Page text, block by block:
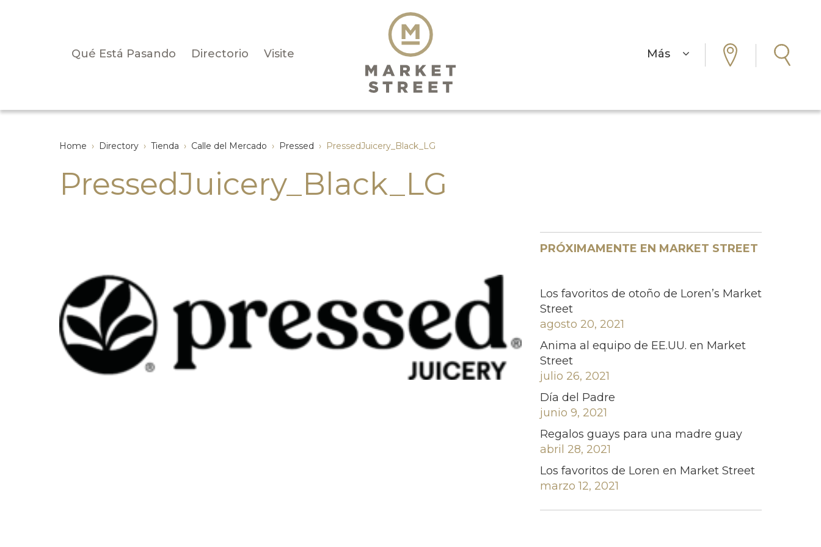
Más
Qué Está Pasando Directorio Visite
Home › Directory › Tienda › Calle del Mercado › Pressed › PressedJuicery_Black_LG
PressedJuicery_Black_LG
PRÓXIMAMENTE EN MARKET STREET
Los favoritos de otoño de Loren’s Market
Street
agosto 20, 2021
Anima al equipo de EE.UU. en Market
Street
julio 26, 2021
Día del Padre
junio 9, 2021
Regalos guays para una madre guay
abril 28, 2021
Los favoritos de Loren en Market Street
marzo 12, 2021